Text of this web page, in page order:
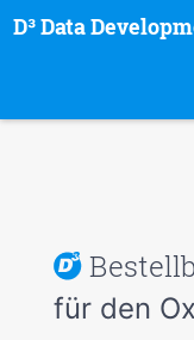
D³ Data
für den